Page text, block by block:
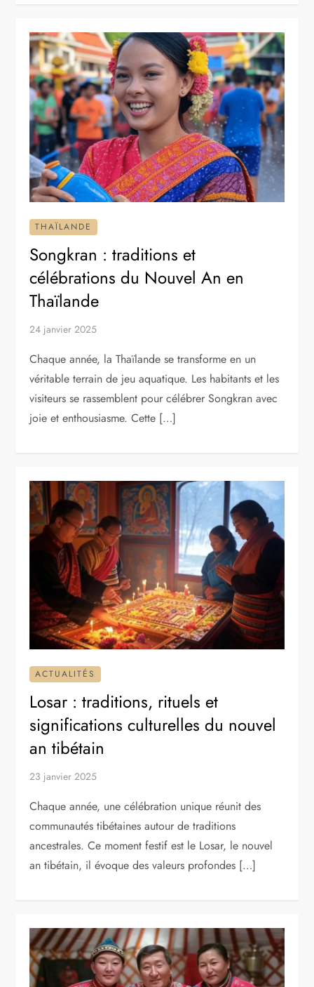
THAÏLANDE
Songkran : traditions et
célébrations du Nouvel An en
Thaïlande
24 janvier 2025
Chaque année, la Thaïlande se transforme en un
véritable terrain de jeu aquatique. Les habitants et les
visiteurs se rassemblent pour célébrer Songkran avec
joie et enthousiasme. Cette […]
ACTUALITÉS
Losar : traditions, rituels et
significations culturelles du nouvel
an tibétain
23 janvier 2025
Chaque année, une célébration unique réunit des
communautés tibétaines autour de traditions
ancestrales. Ce moment festif est le Losar, le nouvel
an tibétain, il évoque des valeurs profondes […]